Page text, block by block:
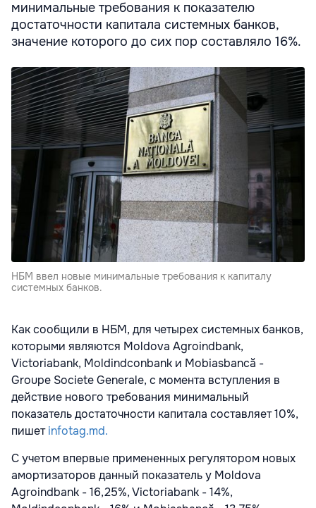
минимальные требования к показателю
достаточности капитала системных банков,
значение которого до сих пор составляло 16%.
НБМ ввел новые минимальные требования к капиталу
системных банков.
Как сообщили в НБМ, для четырех системных банков,
которыми являются Moldova Agroindbank,
Victoriabank, Moldindconbank и Mobiasbancă -
Groupe Societe Generale, с момента вступления в
действие нового требования минимальный
показатель достаточности капитала составляет 10%,
пишетinfotag.md.
С учетом впервые примененных регулятором новых
амортизаторов данный показатель у Moldova
Agroindbank - 16,25%, Victoriabank - 14%,